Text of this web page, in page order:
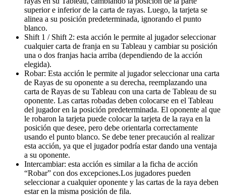
superior e inferior de la carta de rayas. Luego, la tarjeta se
alinea a su posición predeterminada, ignorando el punto
blanco.
Shift 1 / Shift 2: esta acción le permite al jugador seleccionar
cualquier carta de franja en su Tableau y cambiar su posición
una o dos franjas hacia arriba (dependiendo de la acción
elegida).
Robar: Esta acción le permite al jugador seleccionar una carta
de Rayas de su oponente a su derecha, reemplazando una
carta de Rayas de su Tableau con una carta de Tableau de su
oponente. Las cartas robadas deben colocarse en el Tableau
del jugador en la posición predeterminada. El oponente al que
le robaron la tarjeta puede colocar la tarjeta de la raya en la
posición que desee, pero debe orientarla correctamente
usando el punto blanco. Se debe tener precaución al realizar
esta acción, ya que el jugador podría estar dando una ventaja
a su oponente.
Intercambiar: esta acción es similar a la ficha de acción
“Robar” con dos excepciones.Los jugadores pueden
seleccionar a cualquier oponente y las cartas de la raya deben
estar en la misma posición de fila.